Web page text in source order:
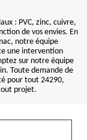
: PVC, zinc, cuivre,
de vos envies. En
notre équipe
une intervention
sur notre équipe
Toute demande de
pour tout 24290,
projet.